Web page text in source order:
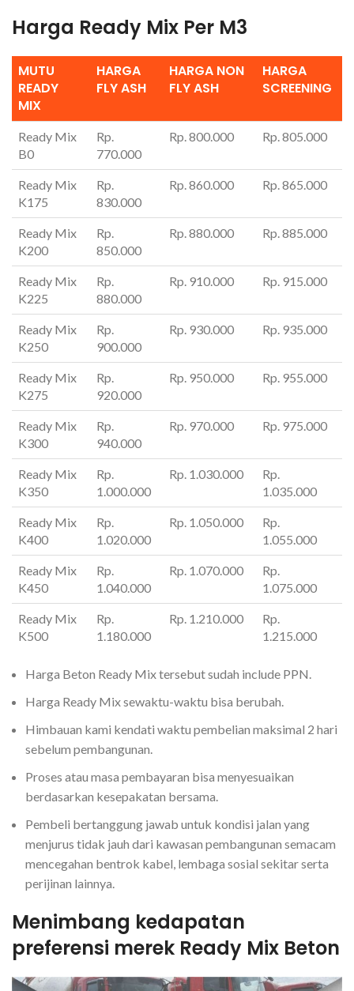
Harga Ready Mix Per M3
MUTU
READY
MIX
HARGA
FLY ASH
HARGA NON
FLY ASH
HARGA
SCREENING
Ready Mix
B0
Rp.
770.000
Rp. 800.000 Rp. 805.000
Ready Mix
K175
Rp.
830.000
Rp. 860.000 Rp. 865.000
Ready Mix
K200
Rp.
850.000
Rp. 880.000 Rp. 885.000
Ready Mix
K225
Rp.
880.000
Rp. 910.000 Rp. 915.000
Ready Mix
K250
Rp.
900.000
Rp. 930.000 Rp. 935.000
Ready Mix
K275
Rp.
920.000
Rp. 950.000 Rp. 955.000
Ready Mix
K300
Rp.
940.000
Rp. 970.000 Rp. 975.000
Ready Mix
K350
Rp.
1.000.000
Rp. 1.030.000
Rp.
1.035.000
Ready Mix
K400
Rp.
1.020.000
Rp. 1.050.000
Rp.
1.055.000
Ready Mix
K450
Rp.
1.040.000
Rp. 1.070.000
Rp.
1.075.000
Ready Mix
K500
Rp.
1.180.000
Rp. 1.210.000
Rp.
1.215.000
Harga Beton Ready Mix tersebut sudah include PPN.
Harga Ready Mix sewaktu-waktu bisa berubah.
Himbauan kami kendati waktu pembelian maksimal 2 hari
sebelum pembangunan.
Proses atau masa pembayaran bisa menyesuaikan
berdasarkan kesepakatan bersama.
Pembeli bertanggung jawab untuk kondisi jalan yang
menjurus tidak jauh dari kawasan pembangunan semacam
mencegahan bentrok kabel, lembaga sosial sekitar serta
perijinan lainnya.
Menimbang kedapatan
preferensi merek Ready Mix Beton